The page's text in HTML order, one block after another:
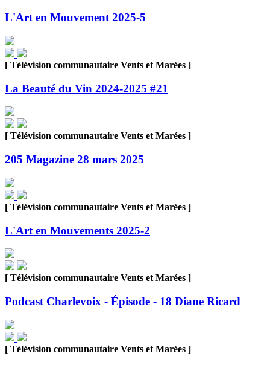
L'Art en Mouvement 2025-5
[ Télévision communautaire Vents et Marées ]
La Beauté du Vin 2024-2025 #21
[ Télévision communautaire Vents et Marées ]
205 Magazine 28 mars 2025
[ Télévision communautaire Vents et Marées ]
L'Art en Mouvements 2025-2
[ Télévision communautaire Vents et Marées ]
Podcast Charlevoix - Épisode - 18 Diane Ricard
[ Télévision communautaire Vents et Marées ]